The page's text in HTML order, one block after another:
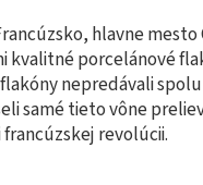
hlavne mesto
porcelánové
nepredávali
samé tieto vône
revolúcii.